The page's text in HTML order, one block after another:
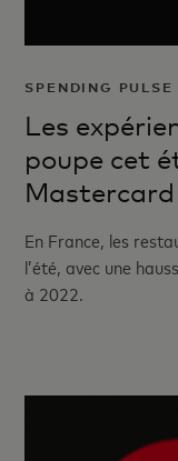
SPENDING PULSE
Les
poupe cet
En France, les
l’été, avec une
à 2022.